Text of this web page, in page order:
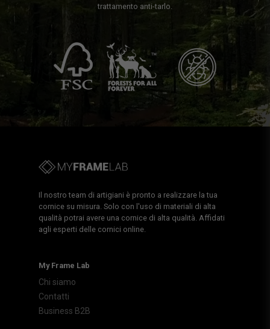
trattamento anti-tarlo.
Il nostro team di artigiani è pronto a realizzare la tua
cornice su misura. Solo con l'uso di materiali di alta
qualità potrai avere una cornice di alta qualità. Affidati
agli esperti delle cornici online.
My Frame Lab
Chi siamo
Contatti
Business B2B